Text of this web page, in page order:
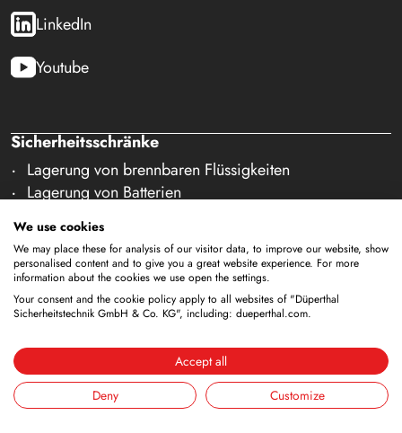
LinkedIn
Youtube
Sicherheitsschränke
Lagerung von brennbaren Flüssigkeiten
Lagerung von Batterien
Lagerung zur Versorgung
Lagerung von Druckgasflaschen
Lagerung mit integrierter Entsorgung
Gekühlte Lagerung
Kombinierte Lagerung
Lagerung von nicht brennbaren Medien
Galerie Zubehör
Sicherheitsausstattung
We use cookies
We may place these for analysis of our visitor data, to improve our website, show
personalised content and to give you a great website experience. For more
information about the cookies we use open the settings.
Your consent and the cookie policy apply to all websites of "Düperthal
Sicherheitstechnik GmbH & Co. KG", including: dueperthal.com.
Accept all
Deny
Customize